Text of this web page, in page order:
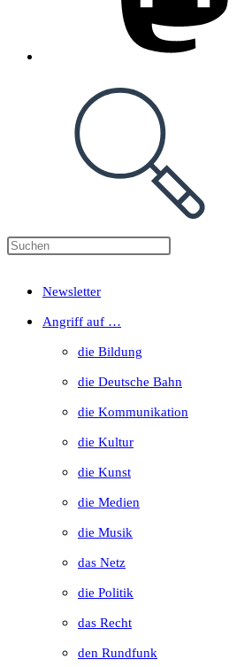
Press
search
panel.
Newsletter
Angriff auf …
die Bildung
die Deutsche Bahn
die Kommunikation
die Kultur
die Kunst
die Medien
die Musik
das Netz
die Politik
das Recht
den Rundfunk